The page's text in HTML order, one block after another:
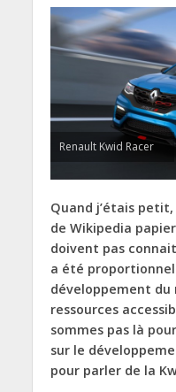
Renault Kwid Racer
Quand j’étais
de Wikipedia
doivent pas
a été
développement du
ressources
sommes pas là
sur le
pour parler de la